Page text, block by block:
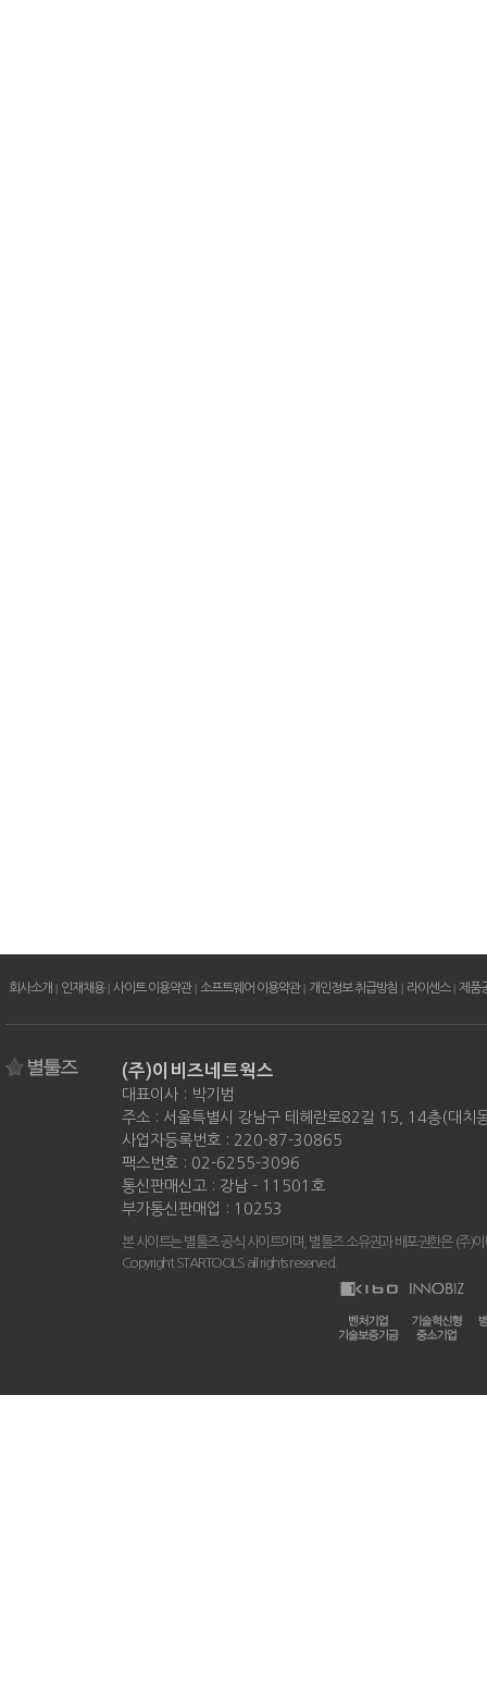
회사소개 | 인재채용 | 사이트 이용약관 | 소프트웨어 이용약관 | 개인정보 취급방침 | 라이센스 | 제품
(주)이비즈네트웍스
대표이사 : 박기범
주소 : 서울특별시 강남구 테헤란로82길 15, 14층(대치
사업자등록번호 : 220-87-30865
팩스번호 : 02-6255-3096
통신판매신고 : 강남 - 11501호
부가통신판매업 : 10253
본 사이트는 별툴즈 공식 사이트이며, 별툴즈 소유권과 배포권한은 (주)
Copyright STARTOOLS all rights reserved.